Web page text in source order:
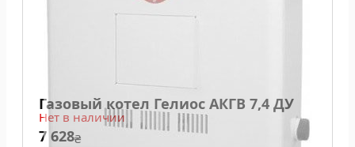
Газовый котел Гелиос АКГВ 7,4 ДУ
Нет в наличии
7 628₴